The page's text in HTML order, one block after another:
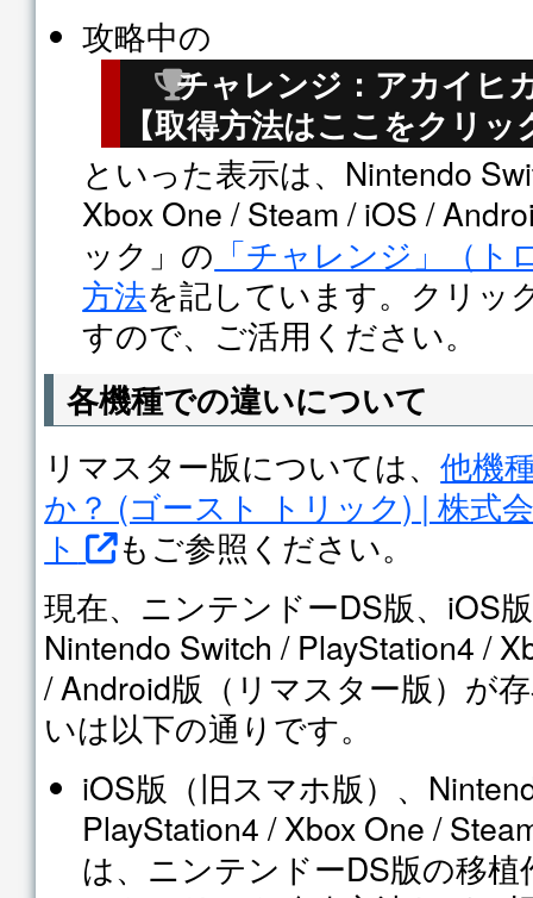
攻略中の
チャレンジ：アカイヒ
【取得方法はここをクリッ
といった表示は、Nintendo
Xbox One / Steam / iOS /
ック」の 「チャレンジ」（
方法を記しています。クリッ
すので、ご活用ください。
各機種での違いについて
リマスター版については、他機
か？ (ゴースト トリック) | 株式
ト
もご参照ください。
現在、ニンテンドーDS版、iOS
Nintendo Switch / PlayStation4 /
/ Android版（リマスター版）が
いは以下の通りです。
iOS版（旧スマホ版）、
PlayStation4 / Xbox One /
は、ニンテンドーDS版の移植